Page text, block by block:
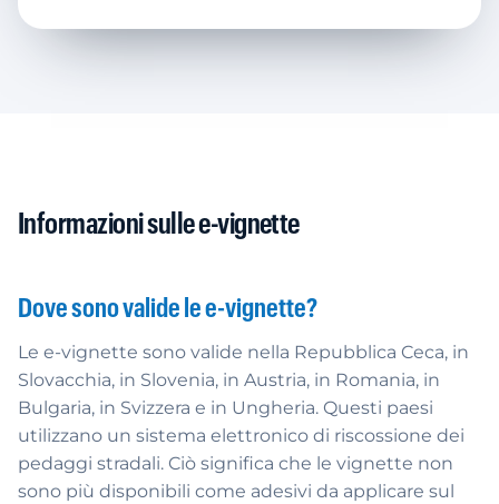
Informazioni sulle e-vignette
Dove sono valide le e-vignette?
Le e-vignette sono valide nella Repubblica Ceca, in
Slovacchia, in Slovenia, in Austria, in Romania, in
Bulgaria, in Svizzera e in Ungheria. Questi paesi
utilizzano un sistema elettronico di riscossione dei
pedaggi stradali. Ciò significa che le vignette non
sono più disponibili come adesivi da applicare sul